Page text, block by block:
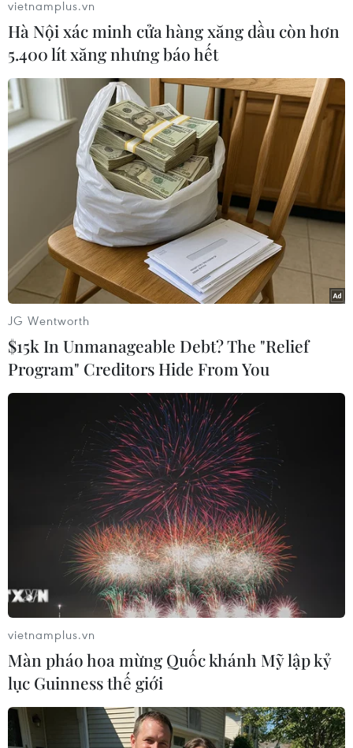
Theo dõi VietnamPlus
TIN LIÊN QUAN
Tuyệt đối không để xảy ra tình trạng “có
vaccine nhưng tiêm chậm”
18/06/2021 07:31
Cùng với sự vào cuộc tích cực, chủ động của các bộ,
ngành, các địa phương có trách nhiệm tổ chức tiêm
vaccine theo đúng kế hoạch, tuyệt đối không để xảy ra
tình trạng “có vaccine nhưng tiêm chậm.”
vietnamplus.vn
Hà Nội xác minh cửa hàng xăng dầu còn hơn
5.400 lít xăng nhưng báo hết
JG Wentworth
$15k In Unmanageable Debt? The "Relief
Program" Creditors Hide From You
vietnamplus.vn
Màn pháo hoa mừng Quốc khánh Mỹ lập kỷ
lục Guinness thế giới